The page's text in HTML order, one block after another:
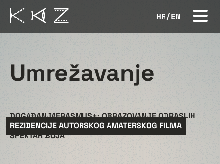
HR/EN
Umrežavanje
DOGAĐANJAERASMUS+: OBRAZOVANJE ODRASLIH
REZIDENCIJE AUTORSKOG AMATERSKOG FILMA
SPEKTAR BOJA